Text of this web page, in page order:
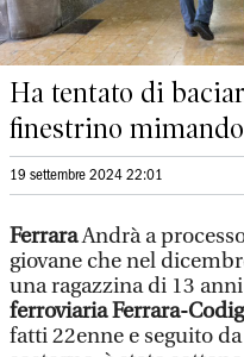
Ha tentato di
finestrino
19 settembre 2024 22:01
FerraraAndrà a
giovane che nel
una ragazzina di 13
ferroviaria Ferrara-
fatti 22enne e seguito